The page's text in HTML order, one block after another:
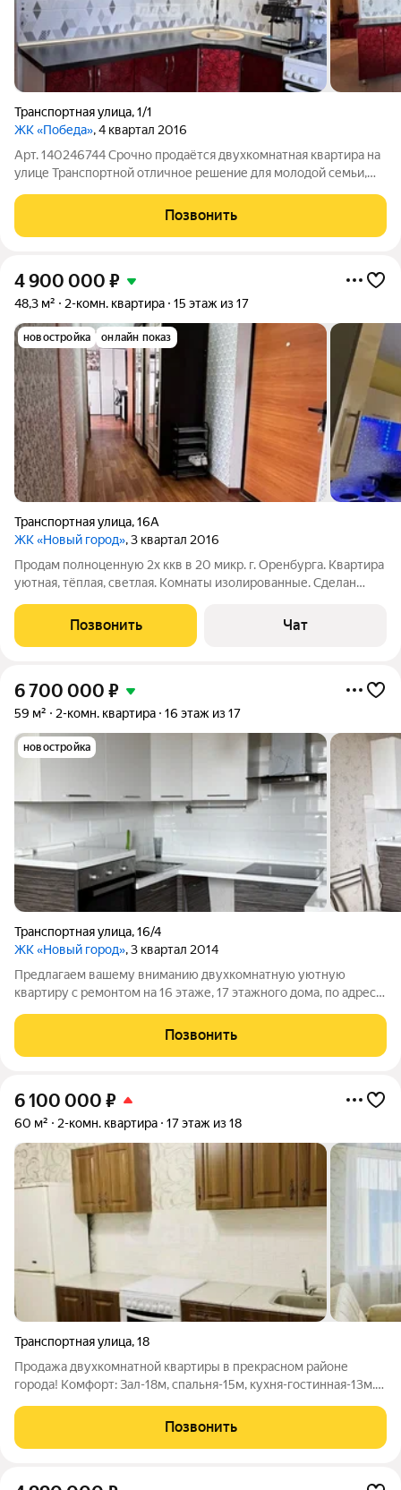
Транспортная улица,1/1
ЖК «Победа», 4 квартал 2016
Арт. 140246744 Срочно продаётся двухкомнатная квартира на
улице Транспортной отличное решение для молодой семьи,
тех, кто планирует расширение семьи. Представьте: вы
переезжаете в новое
Позвонить
4 900 000 ₽
48,3 м² 2-комн. квартира 15 этаж из 17
новостройка онлайн показ
Транспортная улица,16А
ЖК «Новый город», 3 квартал 2016
Продам полноценную 2х ккв в 20 микр. г. Оренбурга. Квартира
уютная, тёплая, светлая. Комнаты изолированные. Сделан
но по договорённости. 1 взрослый собственник. Обременение
Сбербанк. Скидка при
Позвонить Чат
6 700 000 ₽
59 м² 2-комн. квартира 16 этаж из 17
новостройка
Транспортная улица,16/4
ЖК «Новый город», 3 квартал 2014
Предлагаем вашему вниманию двухкомнатную уютную
квартиру с ремонтом на 16 этаже, 17 этажного дома, по адресу
обеспечивает комфорт проживания . -выровнены стены,
-натяжной потолок. Новому владельцу
Позвонить
6 100 000 ₽
60 м² 2-комн. квартира 17 этаж из 18
Транспортная улица,18
Продажа двухкомнатной квартиры в прекрасном районе
города! Комфорт: Зал-18м, спальня-15м, кухня-гостинная-13м.
мин., остановка рядом с домом, магазины все во дворе.
Квартира на 17 этаже с
Позвонить